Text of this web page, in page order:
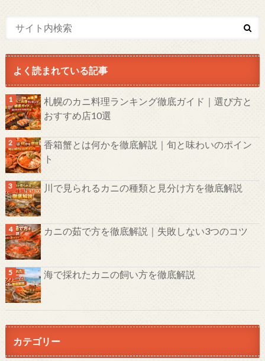
よく読まれている記事
札幌のカニ料理ランキング徹底ガイド｜選び方と
おすすめ店10選
香箱蟹とは何かを徹底解説｜旬と味わいのポイン
ト
川で見られるカニの種類と見分け方を徹底解説
カニの茹で方を徹底解説｜失敗しない3つのコツ
海で採れたカニの飼い方を徹底解説
カテゴリー